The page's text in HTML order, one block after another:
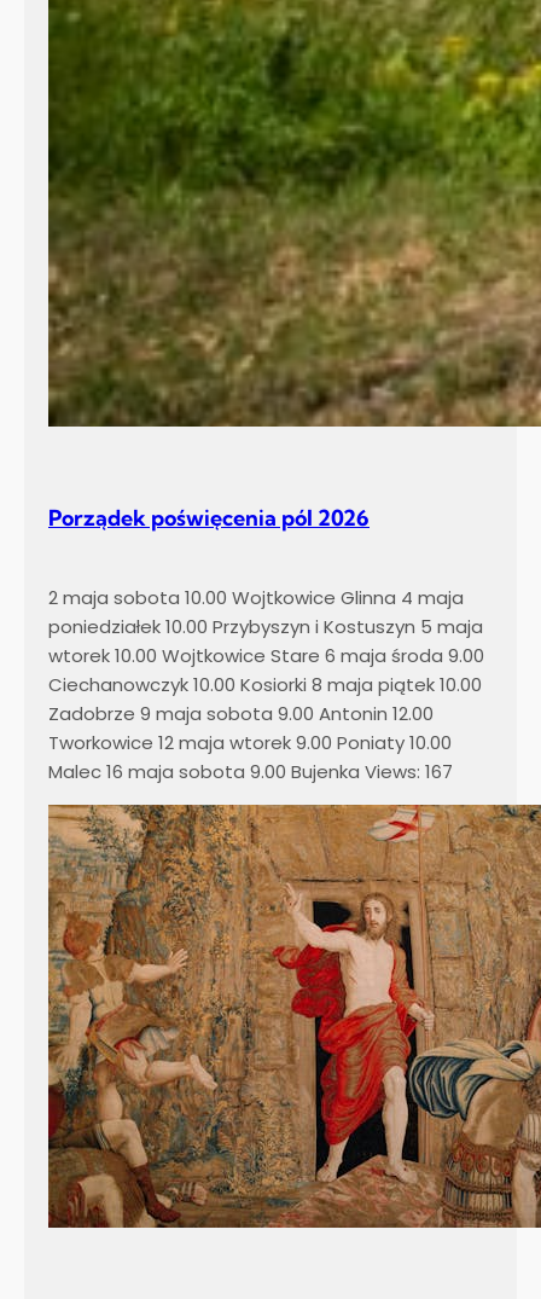
Porządek poświęcenia pól 2026
2 maja sobota 10.00 Wojtkowice Glinna 4 maja
poniedziałek 10.00 Przybyszyn i Kostuszyn 5 maja
wtorek 10.00 Wojtkowice Stare 6 maja środa 9.00
Ciechanowczyk 10.00 Kosiorki 8 maja piątek 10.00
Zadobrze 9 maja sobota 9.00 Antonin 12.00
Tworkowice 12 maja wtorek 9.00 Poniaty 10.00
Malec 16 maja sobota 9.00 Bujenka Views: 167